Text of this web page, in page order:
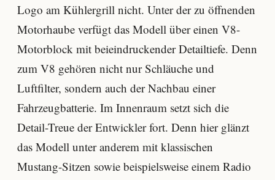
Logo am Kühlergrill nicht. Unter der zu öffnenden
Motorhaube verfügt das Modell über einen V8-
Motorblock mit beieindruckender Detailtiefe. Denn
zum V8 gehören nicht nur Schläuche und
Luftfilter, sondern auch der Nachbau einer
Fahrzeugbatterie. Im Innenraum setzt sich die
Detail-Treue der Entwickler fort. Denn hier glänzt
das Modell unter anderem mit klassischen
Mustang-Sitzen sowie beispielsweise einem Radio